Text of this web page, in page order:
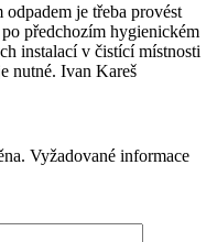
je třeba provést
předchozím hygienickém
instalací v čistící místnosti
nutné. Ivan Kareš
Vyžadované informace